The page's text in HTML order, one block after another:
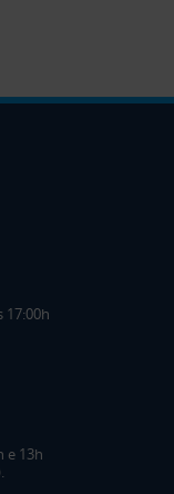
17:00h
e 13h